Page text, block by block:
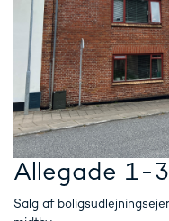
Allegade 1-
Salg af